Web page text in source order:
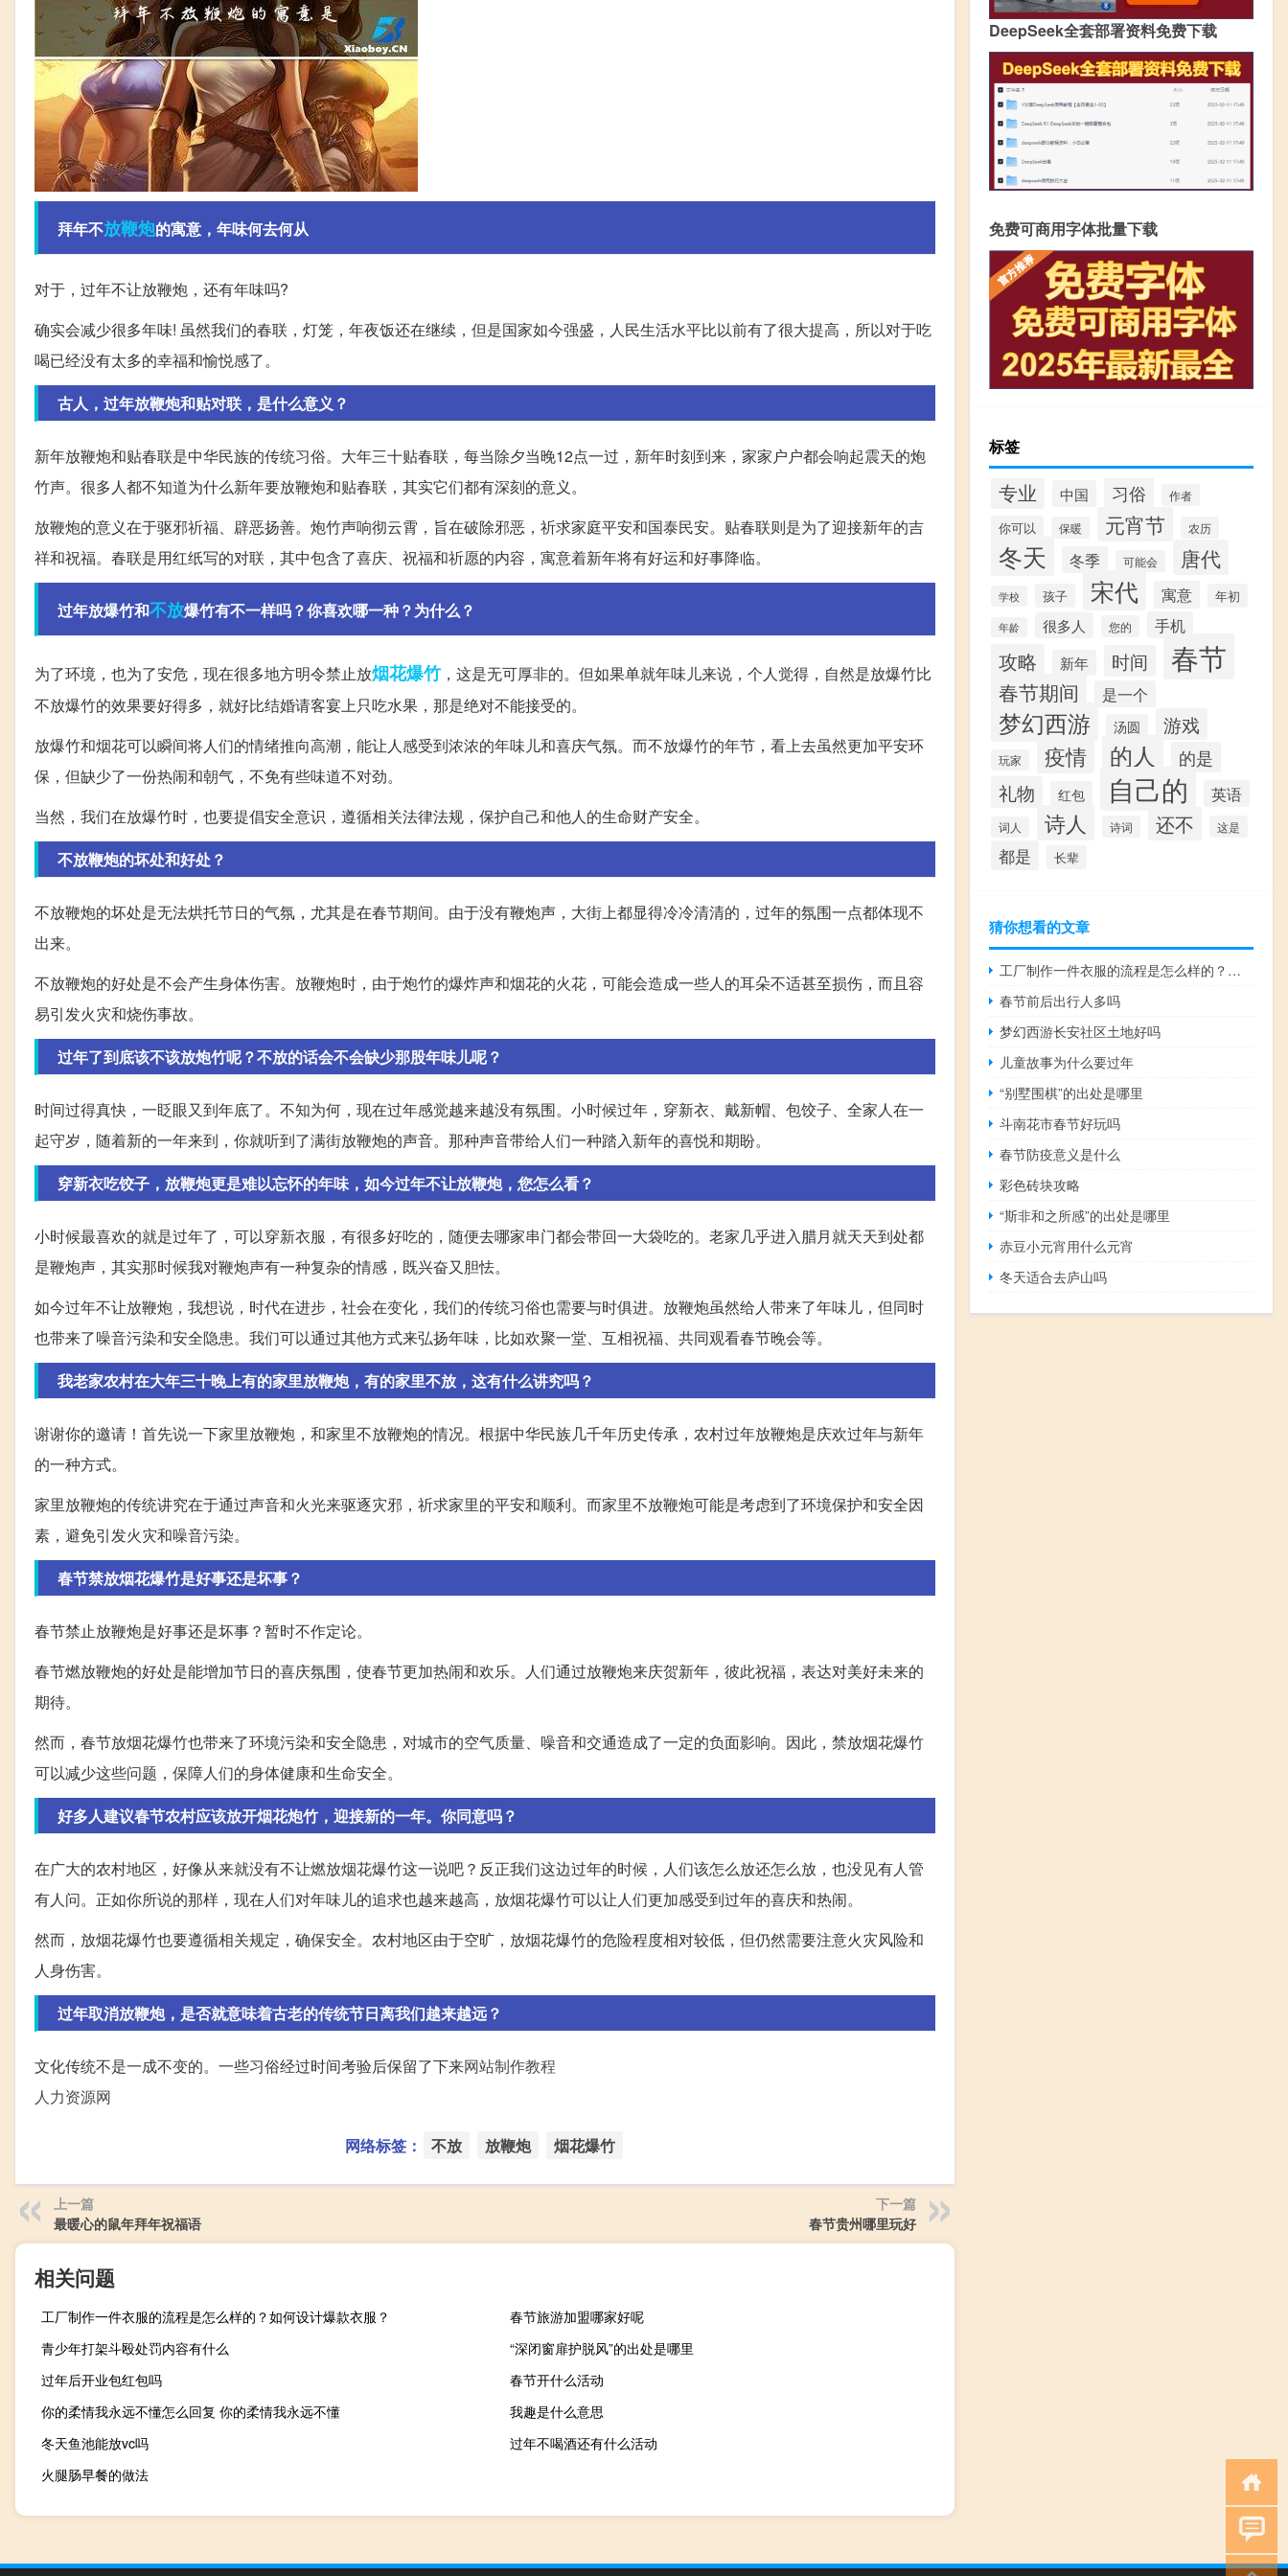
拜年不放鞭炮的寓意，年味何去何从
对于，过年不让放鞭炮，还有年味吗?
确实会减少很多年味! 虽然我们的春联，灯笼，年夜饭还在继续，但是国家如今强盛，人民生活水平比以前有了很大提高，所以对于吃
喝已经没有太多的幸福和愉悦感了。
古人，过年放鞭炮和贴对联，是什么意义？
新年放鞭炮和贴春联是中华民族的传统习俗。大年三十贴春联，每当除夕当晚12点一过，新年时刻到来，家家户户都会响起震天的炮
竹声。很多人都不知道为什么新年要放鞭炮和贴春联，其实它们都有深刻的意义。
放鞭炮的意义在于驱邪祈福、辟恶扬善。炮竹声响彻云霄，旨在破除邪恶，祈求家庭平安和国泰民安。贴春联则是为了迎接新年的吉
祥和祝福。春联是用红纸写的对联，其中包含了喜庆、祝福和祈愿的内容，寓意着新年将有好运和好事降临。
过年放爆竹和不放爆竹有不一样吗？你喜欢哪一种？为什么？
为了环境，也为了安危，现在很多地方明令禁止放烟花爆竹 ，这是无可厚非的。但如果单就年味儿来说，个人觉得，自然是放爆竹比
不放爆竹的效果要好得多，就好比结婚请客宴上只吃水果，那是绝对不能接受的。
放爆竹和烟花可以瞬间将人们的情绪推向高潮，能让人感受到浓浓的年味儿和喜庆气氛。而不放爆竹的年节，看上去虽然更加平安环
保，但缺少了一份热闹和朝气，不免有些味道不对劲。
当然，我们在放爆竹时，也要提倡安全意识，遵循相关法律法规，保护自己和他人的生命财产安全。
不放鞭炮的坏处和好处？
不放鞭炮的坏处是无法烘托节日的气氛，尤其是在春节期间。由于没有鞭炮声，大街上都显得冷冷清清的，过年的氛围一点都体现不
出来。
不放鞭炮的好处是不会产生身体伤害。放鞭炮时，由于炮竹的爆炸声和烟花的火花，可能会造成一些人的耳朵不适甚至损伤，而且容
易引发火灾和烧伤事故。
过年了到底该不该放炮竹呢？不放的话会不会缺少那股年味儿呢？
时间过得真快，一眨眼又到年底了。不知为何，现在过年感觉越来越没有氛围。小时候过年，穿新衣、戴新帽、包饺子、全家人在一
起守岁，随着新的一年来到，你就听到了满街放鞭炮的声音。那种声音带给人们一种踏入新年的喜悦和期盼。
穿新衣吃饺子，放鞭炮更是难以忘怀的年味，如今过年不让放鞭炮，您怎么看？
小时候最喜欢的就是过年了，可以穿新衣服，有很多好吃的，随便去哪家串门都会带回一大袋吃的。老家几乎进入腊月就天天到处都
是鞭炮声，其实那时候我对鞭炮声有一种复杂的情感，既兴奋又胆怯。
如今过年不让放鞭炮，我想说，时代在进步，社会在变化，我们的传统习俗也需要与时俱进。放鞭炮虽然给人带来了年味儿，但同时
也带来了噪音污染和安全隐患。我们可以通过其他方式来弘扬年味，比如欢聚一堂、互相祝福、共同观看春节晚会等。
我老家农村在大年三十晚上有的家里放鞭炮，有的家里不放，这有什么讲究吗？
谢谢你的邀请！首先说一下家里放鞭炮，和家里不放鞭炮的情况。根据中华民族几千年历史传承，农村过年放鞭炮是庆欢过年与新年
的一种方式。
家里放鞭炮的传统讲究在于通过声音和火光来驱逐灾邪，祈求家里的平安和顺利。而家里不放鞭炮可能是考虑到了环境保护和安全因
素，避免引发火灾和噪音污染。
春节禁放烟花爆竹是好事还是坏事？
春节禁止放鞭炮是好事还是坏事？暂时不作定论。
春节燃放鞭炮的好处是能增加节日的喜庆氛围，使春节更加热闹和欢乐。人们通过放鞭炮来庆贺新年，彼此祝福，表达对美好未来的
期待。
然而，春节放烟花爆竹也带来了环境污染和安全隐患，对城市的空气质量、噪音和交通造成了一定的负面影响。因此，禁放烟花爆竹
可以减少这些问题，保障人们的身体健康和生命安全。
好多人建议春节农村应该放开烟花炮竹，迎接新的一年。你同意吗？
在广大的农村地区，好像从来就没有不让燃放烟花爆竹这一说吧？反正我们这边过年的时候，人们该怎么放还怎么放，也没见有人管
有人问。正如你所说的那样，现在人们对年味儿的追求也越来越高，放烟花爆竹可以让人们更加感受到过年的喜庆和热闹。
然而，放烟花爆竹也要遵循相关规定，确保安全。农村地区由于空旷，放烟花爆竹的危险程度相对较低，但仍然需要注意火灾风险和
人身伤害。
过年取消放鞭炮，是否就意味着古老的传统节日离我们越来越远？
文化传统不是一成不变的。一些习俗经过时间考验后保留了下来网站制作教程
人力资源网
网络标签： 不放 放鞭炮 烟花爆竹
上一篇
最暖心的鼠年拜年祝福语
下一篇
春节贵州哪里玩好
相关问题
工厂制作一件衣服的流程是怎么样的？如何设计爆款衣服？
春节旅游加盟哪家好呢
青少年打架斗殴处罚内容有什么
“深闭窗扉护脱风”的出处是哪里
过年后开业包红包吗
春节开什么活动
你的柔情我永远不懂怎么回复 你的柔情我永远不懂
我趣是什么意思
冬天鱼池能放vc吗
过年不喝酒还有什么活动
火腿肠早餐的做法
DeepSeek全套部署资料免费下载
免费可商用字体批量下载
标签
专业 中国 习俗 作者
你可以 保暖 元宵节 农历
冬天 冬季 可能会 唐代
学校 孩子 宋代 寓意 年初
年龄 很多人 您的 手机
攻略 新年 时间 春节
春节期间 是一个
梦幻西游 汤圆 游戏
玩家 疫情 的人 的是
礼物 红包 自己的 英语
词人 诗人 诗词 还不 这是
都是 长辈
猜你想看的文章
工厂制作一件衣服的流程是怎么样的？如何设计爆款衣服？
春节前后出行人多吗
梦幻西游长安社区土地好吗
儿童故事为什么要过年
“别墅围棋”的出处是哪里
斗南花市春节好玩吗
春节防疫意义是什么
彩色砖块攻略
“斯非和之所感”的出处是哪里
赤豆小元宵用什么元宵
冬天适合去庐山吗